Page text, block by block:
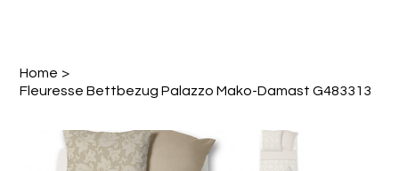
Home >
Fleuresse Bettbezug Palazzo Mako-Damast G483313